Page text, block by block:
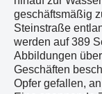
geschäftsmäßig
Steinstraße
werden auf 389
Abbildungen
Geschäften
Opfer gefallen,